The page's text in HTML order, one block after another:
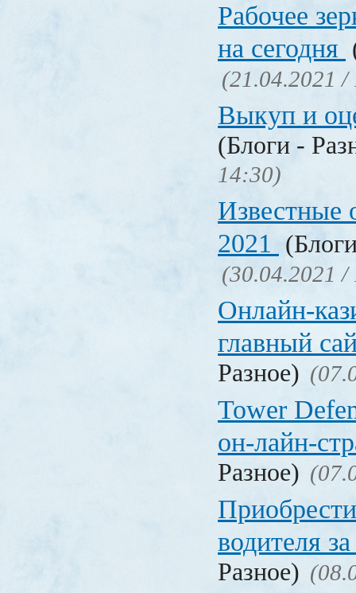
Рабочее
на сегодня
(21.04.2021 /
Выкуп и
(Блоги -
14:30)
Известные
2021
(30.04.2021 /
Онлайн-
главный
Разное)
Tower
он-лайн-
Разное)
водителя
Разное)